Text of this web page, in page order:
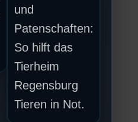
und
Patenschaften:
So hilft das
Tierheim
Regensburg
Tieren in Not.